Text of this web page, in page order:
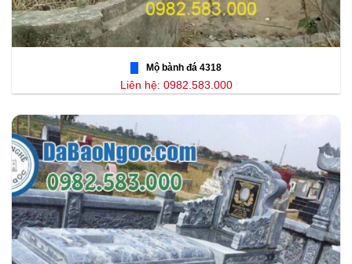
Mộ bành đá 4318
Liên hệ: 0982.583.000